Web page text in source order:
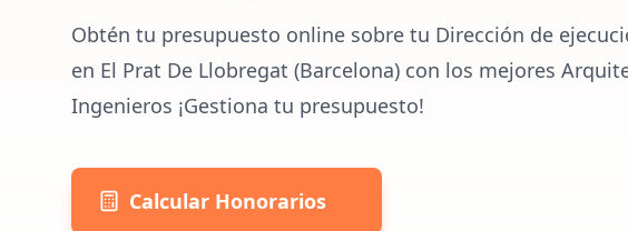
Obtén tu presupuesto online sobre tu Dirección de
en El Prat De Llobregat (Barcelona) con los mejores
Ingenieros ¡Gestiona tu presupuesto!
Calcular Honorarios